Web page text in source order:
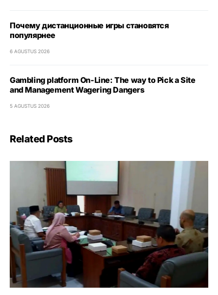
Почему дистанционные игры становятся
популярнее
6 AGUSTUS 2026
Gambling platform On-Line: The way to Pick a Site
and Management Wagering Dangers
5 AGUSTUS 2026
Related Posts